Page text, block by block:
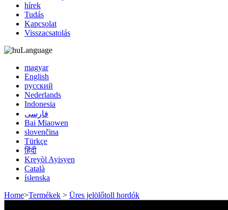
hírek
Tudás
Kapcsolat
Visszacsatolás
Language
magyar
English
русский
Nederlands
Indonesia
فارسی
Bai Miaowen
slovenčina
Türkçe
हिंदी
Kreyòl Ayisyen
Català
íslenska
Home>Termékek > Üres jelölőtoll hordók